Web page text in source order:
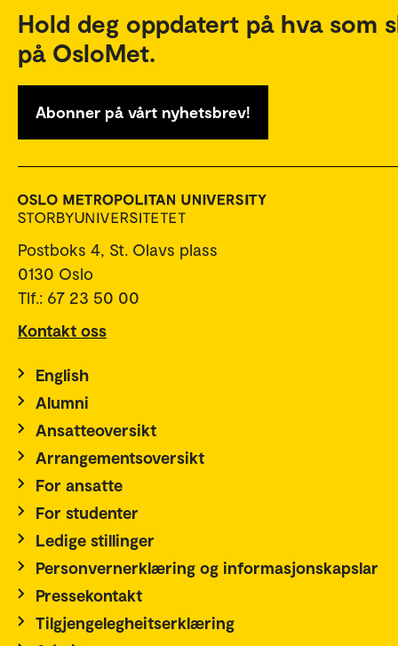
Hold deg oppdatert på hva som
på OsloMet.
Abonner på vårt nyhetsbrev!
Postboks 4, St. Olavs plass
0130 Oslo
Tlf.: 67 23 50 00
Kontakt oss
English
Alumni
Ansatteoversikt
Arrangementsoversikt
For ansatte
For studenter
Ledige stillinger
Personvernerklæring og informasjonskapslar
Pressekontakt
Tilgjengelegheitserklæring